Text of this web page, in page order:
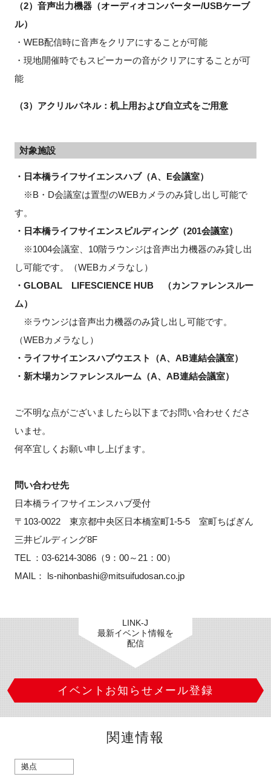
（2）音声出力機器（オーディオコンバーター/USBケーブ
ル）
・WEB配信時に音声をクリアにすることが可能
・現地開催時でもスピーカーの音がクリアにすることが可
能
（3）アクリルパネル：机上用および自立式をご用意
対象施設
・日本橋ライフサイエンスハブ（A、E会議室）
※B・D会議室は置型のWEBカメラのみ貸し出し可能で
す。
・日本橋ライフサイエンスビルディング（201会議室）
※1004会議室、10階ラウンジは音声出力機器のみ貸し出
し可能です。（WEBカメラなし）
・GLOBAL LIFESCIENCE HUB （カンファレンスルー
ム）
※ラウンジは音声出力機器のみ貸し出し可能です。
（WEBカメラなし）
・ライフサイエンスハブウエスト（A、AB連結会議室）
・新木場カンファレンスルーム（A、AB連結会議室）
ご不明な点がございましたら以下までお問い合わせくださ
いませ。
何卒宜しくお願い申し上げます。
問い合わせ先
日本橋ライフサイエンスハブ受付
〒103-0022 東京都中央区日本橋室町1-5-5 室町ちばぎん
三井ビルディング8F
TEL ：03-6214-3086（9：00～21：00）
MAIL： ls-nihonbashi@mitsuifudosan.co.jp
LINK-J
最新イベント情報を
配信
イベントお知らせメール登録
関連情報
拠点